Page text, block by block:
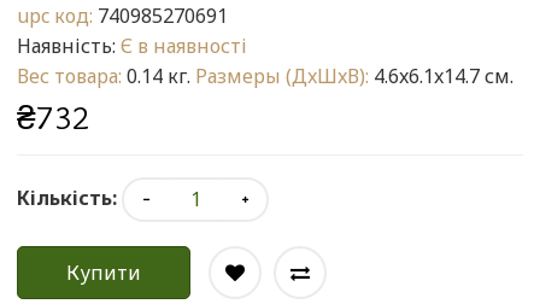
upc код: 740985270691
Наявність: Є в наявності
Вес товара: 0.14 кг. Размеры (ДxШxВ): 4.6x6.1x14.7 см.
₴732
Кількість:
Купити